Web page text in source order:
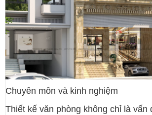
Chuyên môn và kinh nghiệm
Thiết kế văn phòng không chỉ là vấn